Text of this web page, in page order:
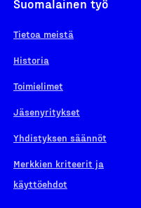
Suomalainen työ
Tietoa meistä
Historia
Toimielimet
Jäsenyritykset
Yhdistyksen säännöt
Merkkien kriteerit ja
käyttöehdot